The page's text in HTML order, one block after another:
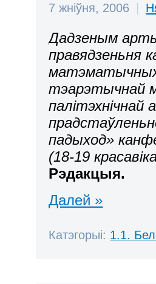
7 жніўня, 2006
Дадзеным
правядзеньня
тэарэтычнай
палітэхнічнай
падыход»
(18-19
Рэдакцыя.
Далей »
Катэгорыі: 1.1.